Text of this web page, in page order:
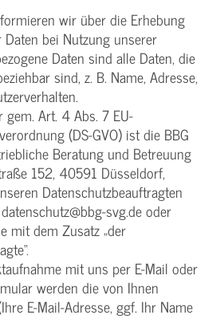
wir über die Erhebung
Daten bei Nutzung unserer
Daten sind alle Daten, die
sind, z. B. Name, Adresse,
Art. 4 Abs. 7 EU-
(DS-GVO) ist die BBG
Beratung und Betreuung
152, 40591 Düsseldorf,
Datenschutzbeauftragten
svg.de oder
mit dem Zusatz „der
mit uns per E-Mail oder
werden die von Ihnen
E-Mail-Adresse, ggf. Ihr Name